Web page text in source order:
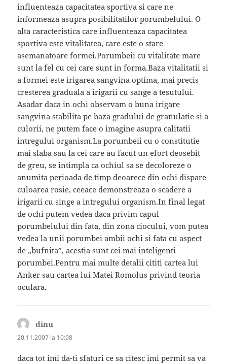
influenteaza capacitatea sportiva si care ne
informeaza asupra posibilitatilor porumbelului. O
alta caracteristica care influenteaza capacitatea
sportiva este vitalitatea, care este o stare
asemanatoare formei.Porumbeii cu vitalitate mare
sunt la fel cu cei care sunt in forma.Baza vitalitatii si
a formei este irigarea sangvina optima, mai precis
cresterea graduala a irigarii cu sange a tesutului.
Asadar daca in ochi observam o buna irigare
sangvina stabilita pe baza gradului de granulatie si a
culorii, ne putem face o imagine asupra calitatii
intregului organism.La porumbeii cu o constitutie
mai slaba sau la cei care au facut un efort deosebit
de greu, se intimpla ca ochiul sa se decoloreze o
anumita perioada de timp deoarece din ochi dispare
culoarea rosie, ceeace demonstreaza o scadere a
irigarii cu singe a intregului organism.In final legat
de ochi putem vedea daca privim capul
porumbelului din fata, din zona ciocului, vom putea
vedea la unii porumbei ambii ochi si fata cu aspect
de „bufnita”, acestia sunt cei mai inteligenti
porumbei.Pentru mai multe detalii cititi cartea lui
Anker sau cartea lui Matei Romolus privind teoria
oculara.
dinu
20.11.2007 la 10:08
daca tot imi da-ti sfaturi ce sa citesc imi permit sa va